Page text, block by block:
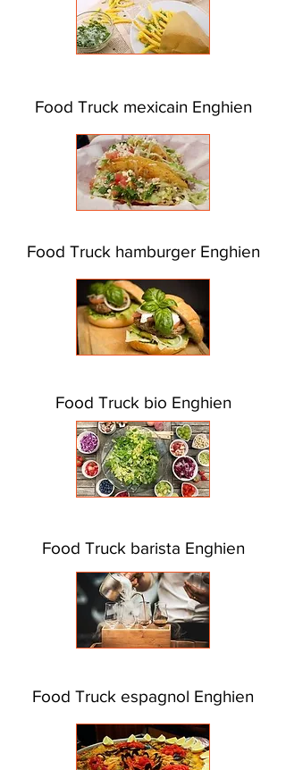
Food Truck mexicain Enghien
Food Truck hamburger Enghien
Food Truck bio Enghien
Food Truck barista Enghien
Food Truck espagnol Enghien